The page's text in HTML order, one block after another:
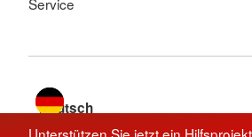
Service
Sprache wechseln zu